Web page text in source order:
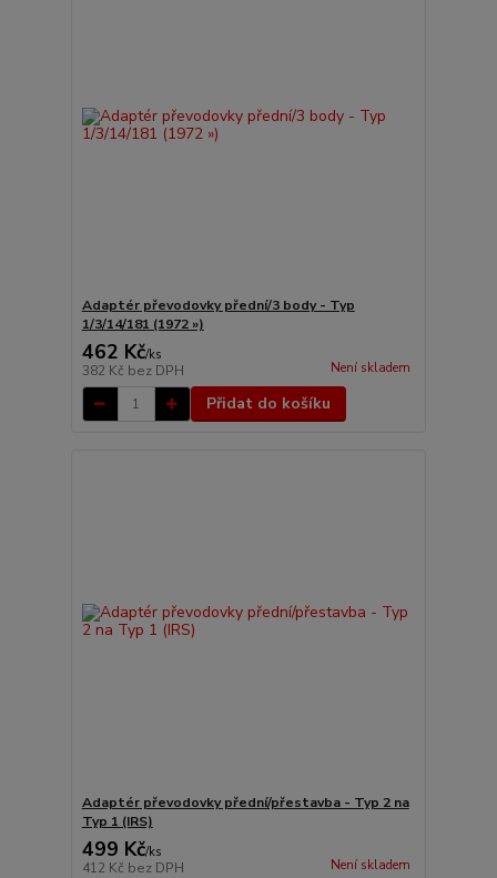
Adaptér převodovky přední/3 body - Typ
1/3/14/181 (1972 »)
462 Kč/ks
382 Kč bez DPH Není skladem
Přidat do košíku
Adaptér převodovky přední/přestavba - Typ 2 na
Typ 1 (IRS)
499 Kč/ks
412 Kč bez DPH Není skladem